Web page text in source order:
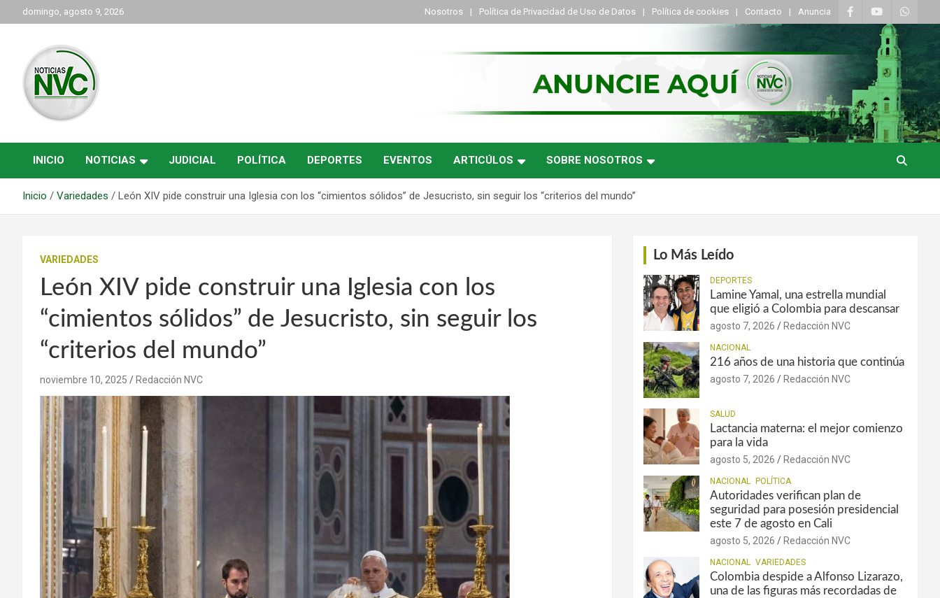
al
domingo, agosto 9, 2026 Nosotros Política de Privacidad de Uso de Datos Política de cookies Contacto Anuncia
NVC Noticias
INICIO NOTICIAS JUDICIAL POLÍTICA DEPORTES EVENTOS ARTICÚLOS SOBRE NOSOTROS
Inicio Variedades León XIV pide construir una Iglesia con los “cimientos sólidos” de Jesucristo, sin seguir los “criterios del mundo”
VARIEDADES
León XIV pide construir una Iglesia con los
“cimientos sólidos” de Jesucristo, sin seguir los
“criterios del mundo”
noviembre 10, 2025 Redacción NVC
Lo Más Leído
DEPORTES
Lamine Yamal, una estrella mundial
que eligió a Colombia para descansar
agosto 7, 2026 Redacción NVC
NACIONAL
216 años de una historia que continúa
agosto 7, 2026 Redacción NVC
SALUD
Lactancia materna: el mejor comienzo
para la vida
agosto 5, 2026 Redacción NVC
NACIONAL POLÍTICA
Autoridades verifican plan de
seguridad para posesión presidencial
este 7 de agosto en Cali
agosto 5, 2026 Redacción NVC
NACIONAL VARIEDADES
Colombia despide a Alfonso Lizarazo,
una de las figuras más recordadas de